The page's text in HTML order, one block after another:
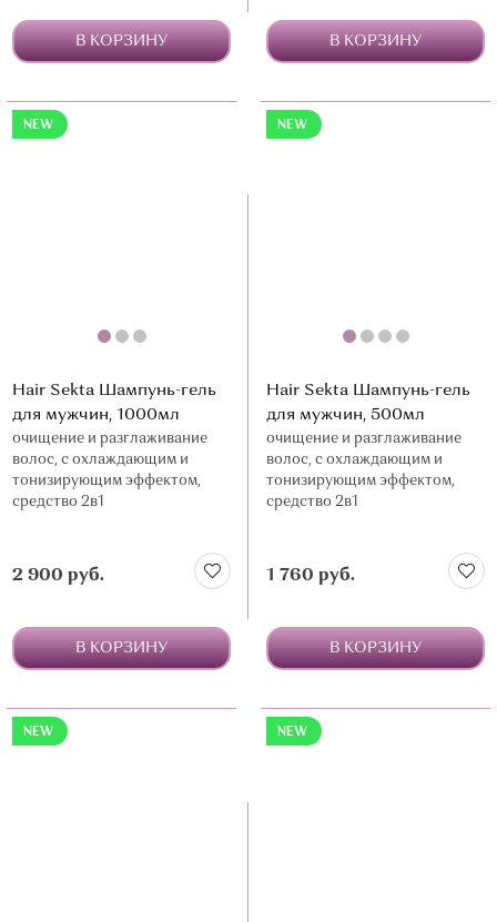
В КОРЗИНУ В КОРЗИНУ
NEW
Hair Sekta Шампунь-гель
для мужчин, 1000мл
очищение и разглаживание
волос, с охлаждающим и
тонизирующим эффектом,
средство 2в1
2 900 руб.
В КОРЗИНУ
NEW
Hair Sekta Шампунь-гель
для мужчин, 500мл
очищение и разглаживание
волос, с охлаждающим и
тонизирующим эффектом,
средство 2в1
1 760 руб.
В КОРЗИНУ
NEW NEW